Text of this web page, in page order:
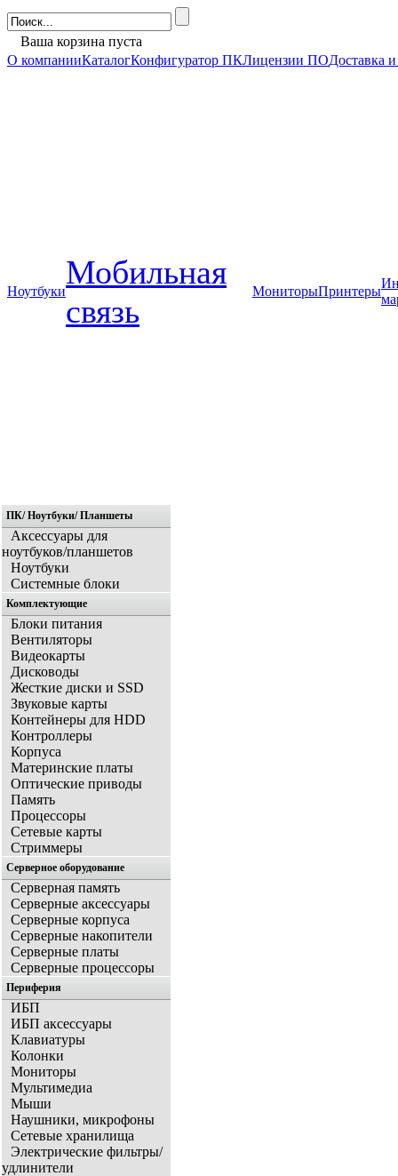
Ваша корзина пуста
О компанииКаталогКонфигуратор ПКЛицензии ПОДоставка
Ноутбуки
Мобильная
связь
МониторыПринтеры
Главная
ПК/ Ноутбуки/ Планшеты
Аксессуары для
ноутбуков/планшетов
Ноутбуки
Системные блоки
Комплектующие
Блоки питания
Вентиляторы
Видеокарты
Дисководы
Жесткие диски и SSD
Звуковые карты
Контейнеры для HDD
Контроллеры
Корпуса
Материнские платы
Оптические приводы
Память
Процессоры
Сетевые карты
Стриммеры
Серверное оборудование
Серверная память
Серверные аксессуары
Серверные корпуса
Серверные накопители
Серверные платы
Серверные процессоры
Периферия
ИБП
ИБП аксессуары
Клавиатуры
Колонки
Мониторы
Мультимедиа
Мыши
Наушники, микрофоны
Сетевые хранилища
Электрические фильтры/
удлинители